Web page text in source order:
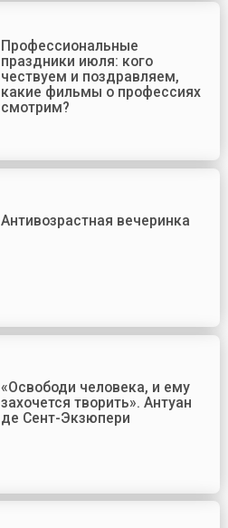
Профессиональные
праздники июля: кого
чествуем и поздравляем,
какие фильмы о профессиях
смотрим?
Антивозрастная вечеринка
«Освободи человека, и ему
захочется творить». Антуан
де Сент-Экзюпери